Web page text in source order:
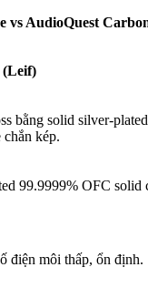
vs AudioQuest
(Leif)
bằng solid silver-
chắn kép.
99.9999% OFC solid
điện môi thấp, ổn định.